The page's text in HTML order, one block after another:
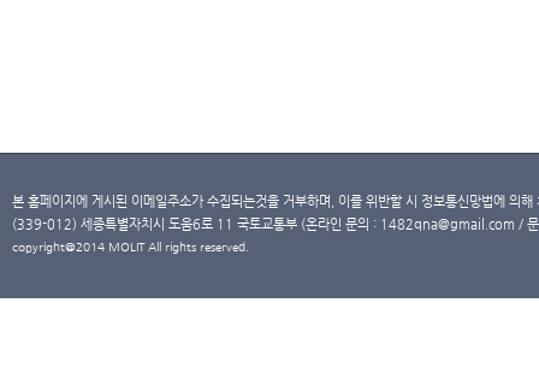
본 홈페이지에 게시된 이메일주소가 수집되는것을 거부하며, 이를 위반할 시 정보통신망법에 의
(339-012) 세종특별자치시 도움6로 11 국토교통부 (온라인 문의 : 1482qna@gmail.com /
copyright@2014 MOLIT All rights reserved.